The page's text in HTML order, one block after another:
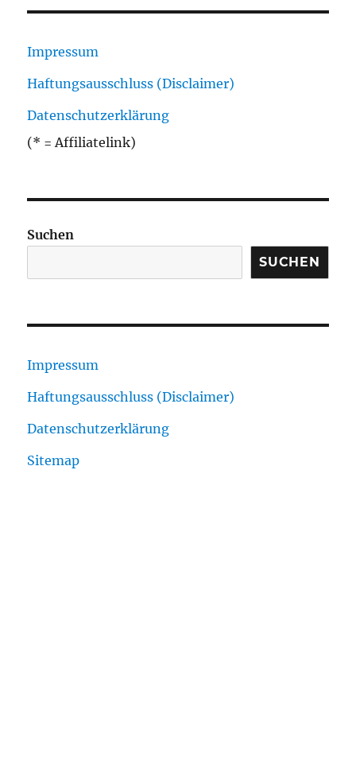
Impressum
Haftungsausschluss (Disclaimer)
Datenschutzerklärung
(* = Affiliatelink)
Suchen
SUCHEN
Impressum
Haftungsausschluss (Disclaimer)
Datenschutzerklärung
Sitemap